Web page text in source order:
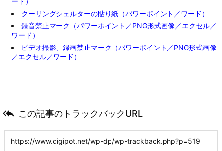
クーリングシェルターの貼り紙（パワーポイント／ワード）
録音禁止マーク（パワーポイント／PNG形式画像／エクセル／
ワード）
ビデオ撮影、録画禁止マーク（パワーポイント／PNG形式画像
／エクセル／ワード）
 この記事のトラックバックURL